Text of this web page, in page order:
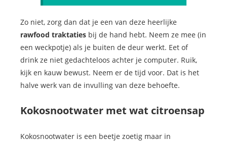
Zo niet, zorg dan dat je een van deze heerlijke
rawfood traktaties bij de hand hebt. Neem ze mee (in
een weckpotje) als je buiten de deur werkt. Eet of
drink ze niet gedachteloos achter je computer. Ruik,
kijk en kauw bewust. Neem er de tijd voor. Dat is het
halve werk van de invulling van deze behoefte.
Kokosnootwater met wat citroensap
Kokosnootwater is een beetje zoetig maar in